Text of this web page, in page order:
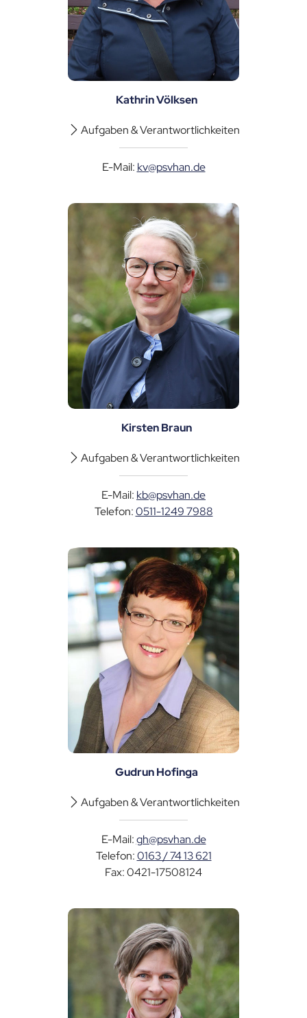
Kathrin Völksen
Aufgaben & Verantwortlichkeiten
E-Mail: kv@psvhan.de
Kirsten Braun
Aufgaben & Verantwortlichkeiten
E-Mail: kb@psvhan.de
Telefon:0511-1249 7988
Gudrun Hofinga
Aufgaben & Verantwortlichkeiten
E-Mail:gh@psvhan.de
Telefon:0163 / 74 13 621
Fax: 0421-17508124